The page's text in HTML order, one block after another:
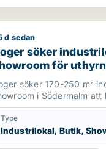
söker
d sedan
söker
för
söker 170-250 m²
i Södermalm att
Type
Industrilokal, Butik,